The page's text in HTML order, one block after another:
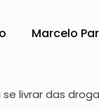
Marcelo
sua
livrar das